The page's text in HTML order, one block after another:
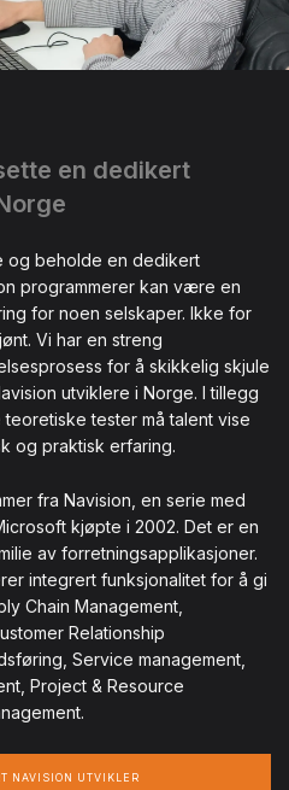
en dedikert
og beholde en dedikert
programmerer kan være en
for noen selskaper. Ikke for
Vi har en streng
for å skikkelig skjule
utviklere i Norge. I tillegg
teoretiske tester må talent vise
og praktisk erfaring.
fra Navision, en serie med
kjøpte i 2002. Det er en
av forretningsapplikasjoner.
integrert funksjonalitet for å gi
Chain Management,
Relationship
Service management,
Project & Resource
NAVISION UTVIKLER